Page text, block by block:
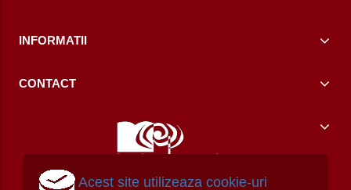
INFORMATII
CONTACT
Acest site utilizeaza cookie-uri